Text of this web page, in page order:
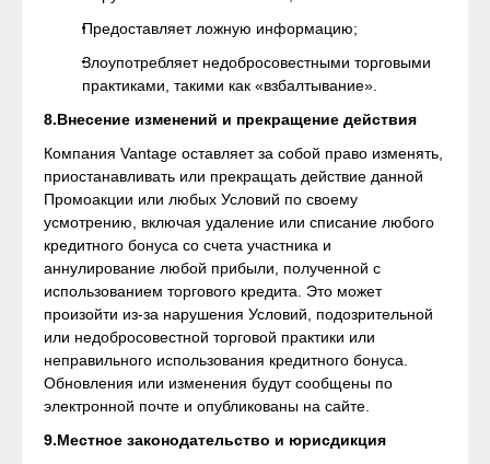
Предоставляет ложную информацию;
Злоупотребляет недобросовестными торговыми
практиками, такими как «взбалтывание».
8.Внесение изменений и прекращение действия
Компания Vantage оставляет за собой право изменять,
приостанавливать или прекращать действие данной
Промоакции или любых Условий по своему
усмотрению, включая удаление или списание любого
кредитного бонуса со счета участника и
аннулирование любой прибыли, полученной с
использованием торгового кредита. Это может
произойти из-за нарушения Условий, подозрительной
или недобросовестной торговой практики или
неправильного использования кредитного бонуса.
Обновления или изменения будут сообщены по
электронной почте и опубликованы на сайте.
9.Местное законодательство и юрисдикция